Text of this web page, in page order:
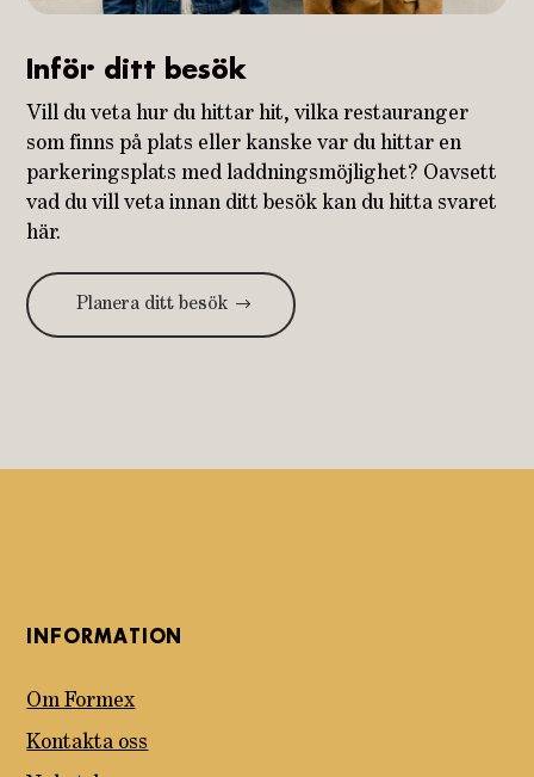
Inför ditt besök
Vill du veta hur du hittar hit, vilka restauranger
som finns på plats eller kanske var du hittar en
parkeringsplats med laddningsmöjlighet? Oavsett
vad du vill veta innan ditt besök kan du hitta svaret
här.
Planera ditt besök
INFORMATION
Om Formex
Kontakta oss